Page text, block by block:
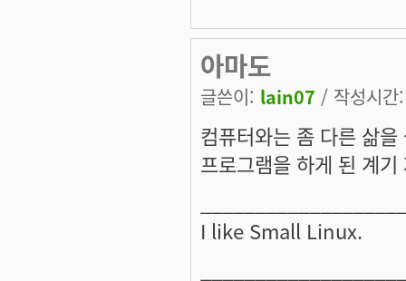
아마도
글쓴이: lain07 / 작성시
컴퓨터와는 좀 다른 삶을
프로그램을 하게 된 계
I like Small Linux.